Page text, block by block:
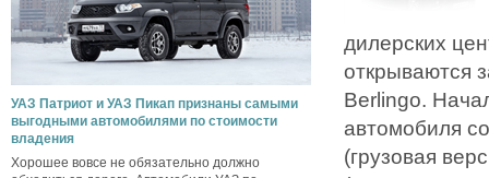
УАЗ Патриот и УАЗ Пикап признаны самыми
выгодными автомобилями по стоимости
владения
Хорошее вовсе не обязательно должно
дилерских
открываются
Berlingo.
автомобиля
(грузовая